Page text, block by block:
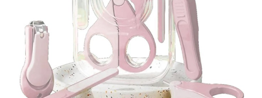
Tarcuri animale
Semanatori
Masini batut stalpi si accesorii
Roabe & accesorii
Casute gradina si cutii depozitare